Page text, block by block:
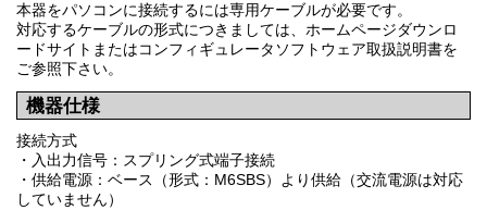
本器をパソコンに接続するには専用ケーブルが必要です。
対応するケーブルの形式につきましては、ホームページダウンロ
ードサイトまたはコンフィギュレータソフトウェア取扱説明書を
ご参照下さい。
機器仕様
接続方式
・入出力信号：スプリング式端子接続
・供給電源：ベース（形式：M6SBS）より供給（交流電源は対応
していません）